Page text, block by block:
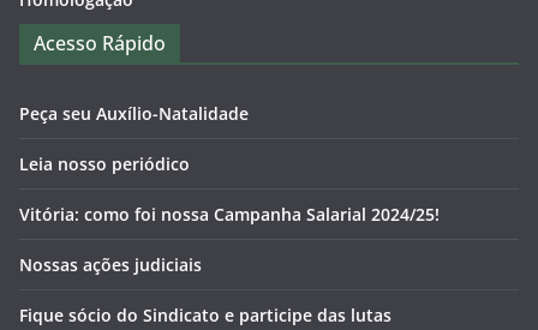
Acesso Rápido
Peça seu Auxílio-Natalidade
Leia nosso periódico
Vitória: como foi nossa Campanha Salarial 2024/25!
Nossas ações judiciais
Fique sócio do Sindicato e participe das lutas